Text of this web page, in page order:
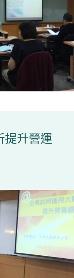
提升營運